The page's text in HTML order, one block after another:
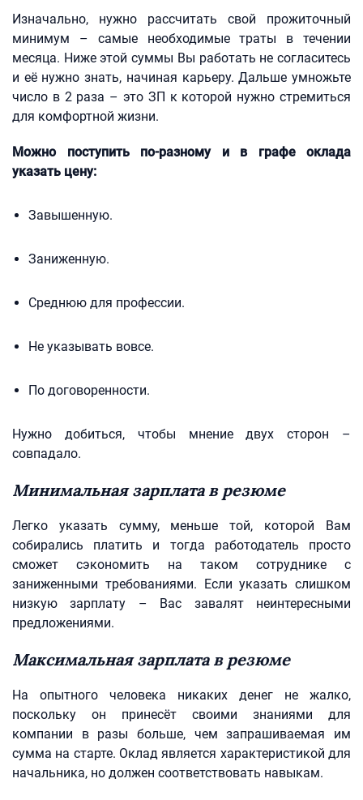
Изначально, нужно рассчитать свой прожиточный
минимум – самые необходимые траты в течении
месяца. Ниже этой суммы Вы работать не согласитесь
и её нужно знать, начиная карьеру. Дальше умножьте
число в 2 раза – это ЗП к которой нужно стремиться
для комфортной жизни.
Можно поступить по-разному и в графе оклада
указать цену:
Завышенную.
Заниженную.
Среднюю для профессии.
Не указывать вовсе.
По договоренности.
Нужно добиться, чтобы мнение двух сторон –
совпадало.
Минимальная зарплата в резюме
Легко указать сумму, меньше той, которой Вам
собирались платить и тогда работодатель просто
сможет сэкономить на таком сотруднике с
заниженными требованиями. Если указать слишком
низкую зарплату – Вас завалят неинтересными
предложениями.
Максимальная зарплата в резюме
На опытного человека никаких денег не жалко,
поскольку он принесёт своими знаниями для
компании в разы больше, чем запрашиваемая им
сумма на старте. Оклад является характеристикой для
начальника, но должен соответствовать навыкам.